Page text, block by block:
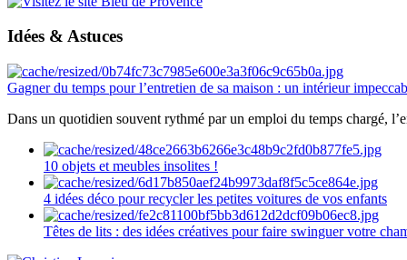
Idées & Astuces
Gagner du temps pour l’entretien de sa maison : un intérieur
Dans un quotidien souvent rythmé par un emploi du temps chargé,
10 objets et meubles insolites !
4 idées déco pour recycler les petites voitures de vos enfants
Têtes de lits : des idées créatives pour faire swinguer votre